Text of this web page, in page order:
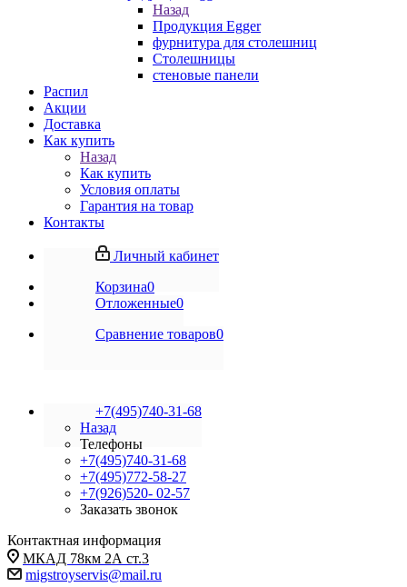
Назад
Продукция Egger
фурнитура для столешниц
Столешницы
стеновые панели
Распил
Акции
Доставка
Как купить
Назад
Как купить
Условия оплаты
Гарантия на товар
Контакты
Личный кабинет
Корзина0
Отложенные0
Сравнение товаров0
+7(495)740-31-68
Назад
Телефоны
+7(495)740-31-68
+7(495)772-58-27
+7(926)520- 02-57
Заказать звонок
Контактная информация
МКАД 78км 2А ст.3
migstroyservis@mail.ru